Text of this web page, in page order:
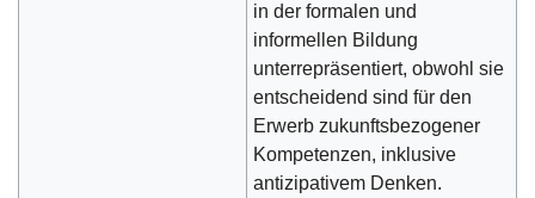
in der formalen und
informellen Bildung
unterrepräsentiert, obwohl sie
entscheidend sind für den
Erwerb zukunftsbezogener
Kompetenzen, inklusive
antizipativem Denken.